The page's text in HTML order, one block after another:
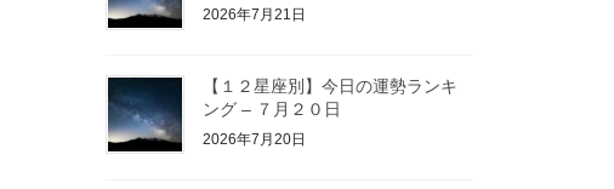
2026年7月21日
【１２星座別】今日の運勢ランキ
ング – ７月２０日
2026年7月20日